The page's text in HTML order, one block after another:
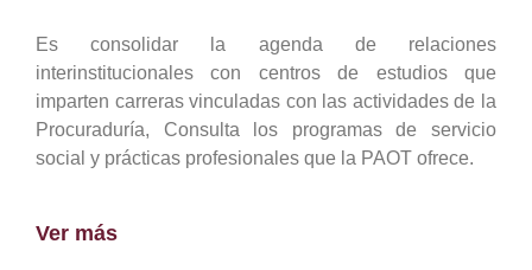
Es consolidar la agenda de relaciones
interinstitucionales con centros de estudios que
imparten carreras vinculadas con las actividades de la
Procuraduría, Consulta los programas de servicio
social y prácticas profesionales que la PAOT ofrece.
Ver más